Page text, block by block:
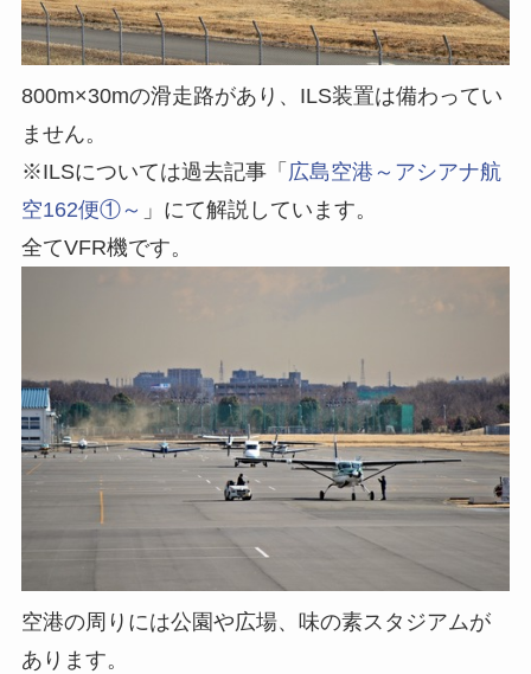
800m×30mの滑走路があり、ILS装置は備わってい
ません。
※ILSについては過去記事「 広島空港～アシアナ航
空162便①～ 」にて解説しています。
全てVFR機です。
空港の周りには公園や広場、味の素スタジアムが
あります。